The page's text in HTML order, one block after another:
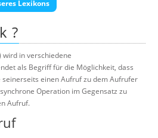
Lexikons
?
wird in verschiedene
als Begriff für die Möglichkeit, dass
einen Aufruf zu dem Aufrufer
Operation im Gegensatz zu
Aufruf.